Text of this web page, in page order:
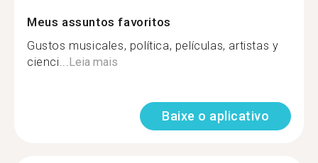
Meus assuntos favoritos
Gustos musicales, política, películas, artistas y
cienci...Leia mais
Baixe o aplicativo